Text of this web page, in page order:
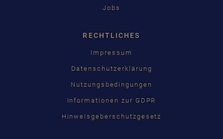
Jobs
RECHTLICHES
Impressum
Datenschutzerklärung
Nutzungsbedingungen
Informationen zur GDPR
Hinweisgeberschutzgesetz